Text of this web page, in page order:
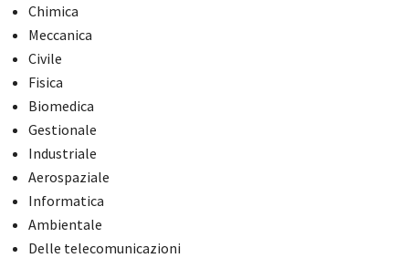
Chimica
Meccanica
Civile
Fisica
Biomedica
Gestionale
Industriale
Aerospaziale
Informatica
Ambientale
Delle telecomunicazioni